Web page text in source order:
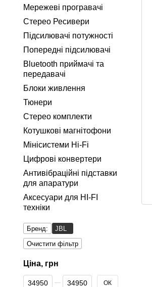
Мережеві програвачі
Стерео Ресивери
Підсилювачі потужності
Попередні підсилювачі
Bluetooth приймачі та
передавачі
Блоки живлення
Тюнери
Стерео комплекти
Котушкові магнітофони
Мінісистеми Hi-Fi
Цифрові конвертери
Антивібраційні підставки
для апаратури
Аксесуари для HI-FI
техніки
Бренд:
JBL
Очистити фільтр
Ціна, грн
От Ціна, грн
До Ціна, грн ОК